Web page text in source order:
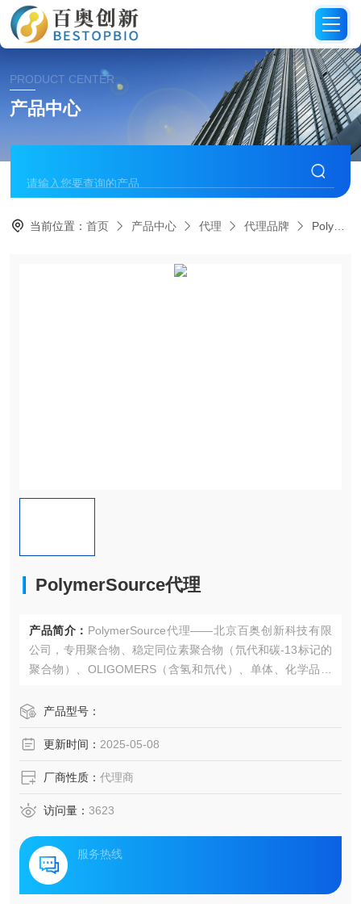
PRODUCT CENTER
产品中心
当前位置：首页 产品中心 代理 代理品牌 PolymerSource代理
PolymerSource代理
产品简介： PolymerSource代理——北京百奥创新科技有限
公司，专用聚合物、稳定同位素聚合物（氘代和碳-13标记的
聚合物）、OLIGOMERS（含氢和氘代）、单体、化学品、
产品型号：
更新时间： 2025-05-08
厂商性质： 代理商
访问量： 3623
服务热线